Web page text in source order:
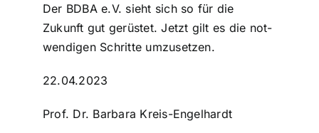
Der BDBA e.V. sieht sich so für die
Zukunft gut gerüstet. Jetzt gilt es die not­
wen­di­gen Schritte umzu­set­zen.
22.04.2023
Prof. Dr. Barbara Kreis-Engelhardt